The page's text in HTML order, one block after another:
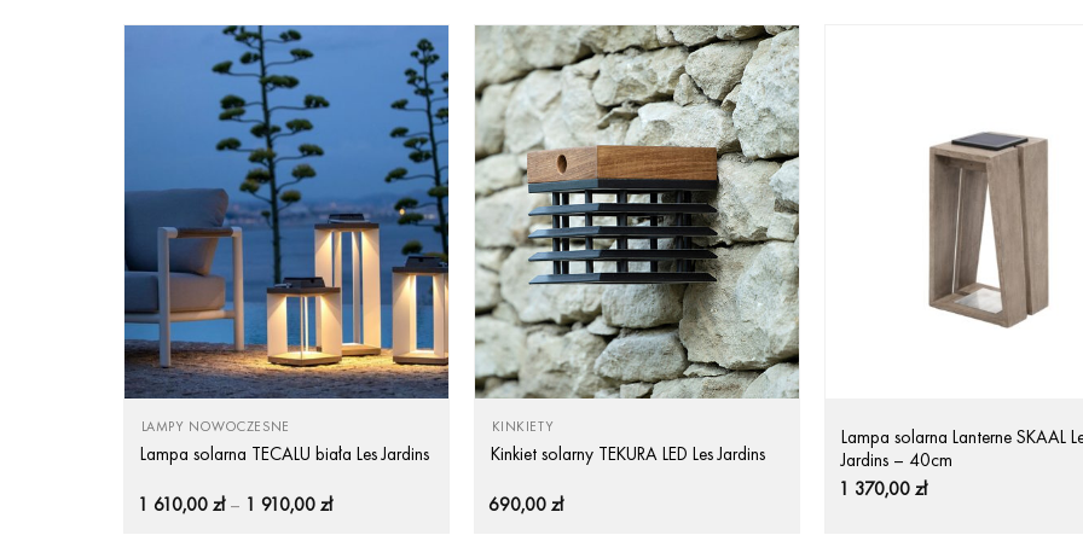
LAMPY NOWOCZESNE
Lampa solarna TECALU biała Les Jardins
1 610,00 zł – 1 910,00 złZakres
KINKIETY
Kinkiet solarny TEKURA LED Les Jardins
690,00 zł
Lampa solarna Lanterne SKAAL
Jardins – 40cm
1 370,00 zł